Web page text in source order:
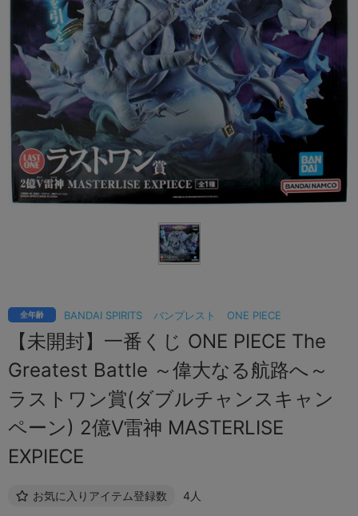
BANDAI SPIRITS バンプレスト ONE PIECE
全年齢
【未開封】一番くじ ONE PIECE The
Greatest Battle ～偉大なる航路へ～
ラストワン賞(ダブルチャンスキャン
ペーン) 2億V雷神 MASTERLISE
EXPIECE
お気に入りアイテム登録数 4人